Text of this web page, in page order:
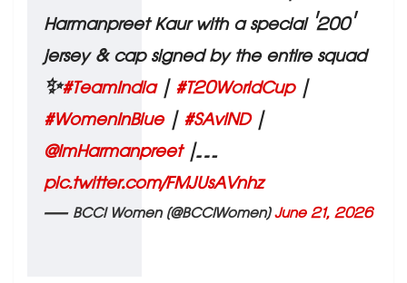
Harmanpreet Kaur with a special '200'
jersey & cap signed by the entire squad
✨#TeamIndia|#T20WorldCup|
#WomenInBlue|#SAvIND|
@ImHarmanpreet|…
pic.twitter.com/FMJUsAVnhz
— BCCI Women (@BCCIWomen)June 21, 2026